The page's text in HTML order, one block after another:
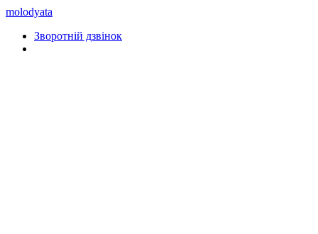
molodyata
Зворотній дзвінок